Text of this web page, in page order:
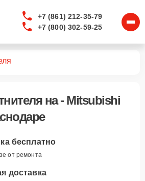
+7 (861) 212-35-79
+7 (800) 302-59-25
на - Mitsubishi
бесплатно
от ремонта
доставка